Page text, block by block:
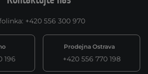
: +420 556 300 970
196
Prodejna Ostrava
+420 556 770 198